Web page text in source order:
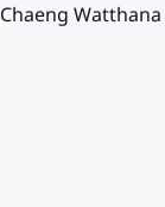
Watthana